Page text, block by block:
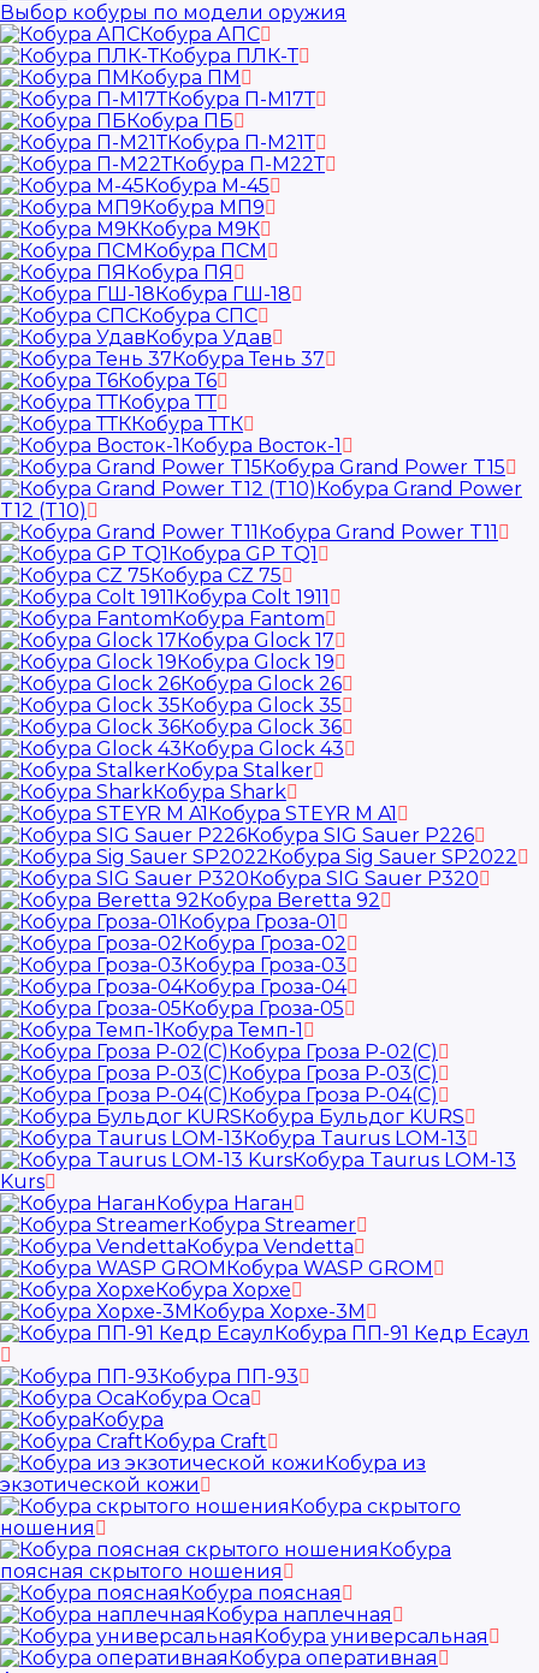
Выбор кобуры по модели оружия
Кобура АПС
Кобура ПЛК-Т
Кобура ПМ
Кобура П-М17Т
Кобура ПБ
Кобура П-М21Т
Кобура П-М22Т
Кобура М-45
Кобура МП9
Кобура М9К
Кобура ПСМ
Кобура ПЯ
Кобура ГШ-18
Кобура СПС
Кобура Удав
Кобура Тень 37
Кобура Т6
Кобура ТТ
Кобура ТТК
Кобура Восток-1
Кобура Grand Power T15
Кобура Grand Power
T12 (T10)
Кобура Grand Power T11
Кобура GP TQ1
Кобура CZ 75
Кобура Colt 1911
Кобура Fantom
Кобура Glock 17
Кобура Glock 19
Кобура Glock 26
Кобура Glock 35
Кобура Glock 36
Кобура Glock 43
Кобура Stalker
Кобура Shark
Кобура STEYR M A1
Кобура SIG Sauer P226
Кобура Sig Sauer SP2022
Кобура SIG Sauer P320
Кобура Beretta 92
Кобура Гроза-01
Кобура Гроза-02
Кобура Гроза-03
Кобура Гроза-04
Кобура Гроза-05
Кобура Темп-1
Кобура Гроза Р-02(С)
Кобура Гроза Р-03(С)
Кобура Гроза Р-04(С)
Кобура Бульдог KURS
Кобура Taurus LOM-13
Кобура Taurus LOM-13
Kurs
Кобура Наган
Кобура Streamer
Кобура Vendetta
Кобура WASP GROM
Кобура Хорхе
Кобура Хорхе-3М
Кобура ПП-91 Кедр Есаул
Кобура ПП-93
Кобура Оса
Кобура
Кобура Craft
Кобура из
экзотической кожи
Кобура скрытого
ношения
Кобура
поясная скрытого ношения
Кобура поясная
Кобура наплечная
Кобура универсальная
Кобура оперативная